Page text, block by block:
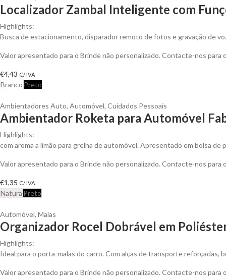
Localizador Zambal Inteligente com
Highlights:
Busca de estacionamento, disparador remoto de fotos e gravação de
Valor apresentado para o Brinde não personalizado. Contacte-nos
€4,43 C/ IVA
Branco Preto
Ambientadores Auto, Automóvel, Cuidados Pessoais
Ambientador Roketa para Automóvel
Highlights:
com aroma a limão para grelha de automóvel. Apresentado em bolsa de
Valor apresentado para o Brinde não personalizado. Contacte-nos
€1,35 C/ IVA
Natura Preto
Automóvel, Malas
Organizador Rocel Dobrável em
Highlights:
Ideal para o porta-malas do carro. Com alças de transporte reforçadas,
Valor apresentado para o Brinde não personalizado. Contacte-nos